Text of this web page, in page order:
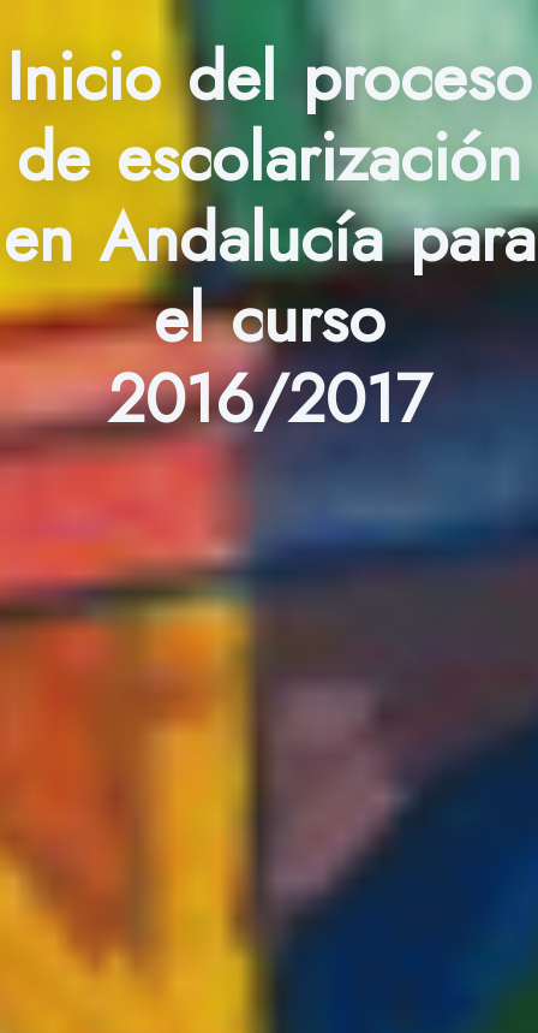
Inicio del proceso
de escolarización
en Andalucía para
el curso
2016/2017